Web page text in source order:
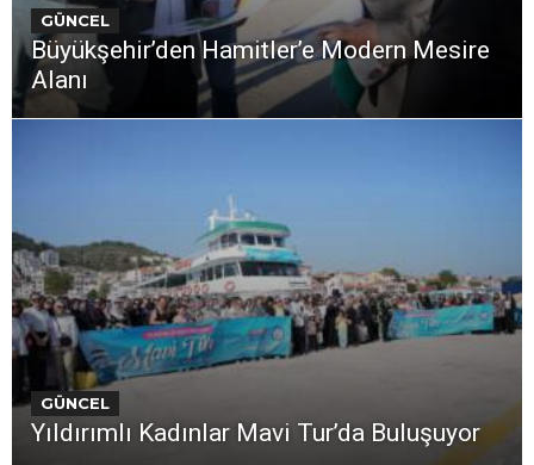
GÜNCEL
Büyükşehir’den Hamitler’e Modern Mesire
Alanı
GÜNCEL
Yıldırımlı Kadınlar Mavi Tur’da Buluşuyor